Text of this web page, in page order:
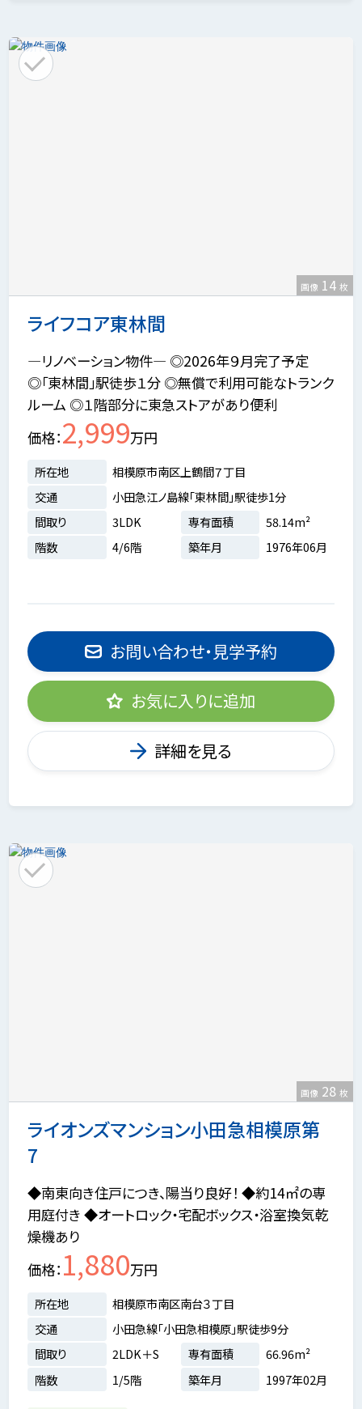
ライフコア東林間
画像 14 枚
―リノベーション物件― ◎2026年９月完了予定
◎「東林間」駅徒歩１分 ◎無償で利用可能なトランク
ルーム ◎１階部分に東急ストアがあり便利
価格 2,999万円
所在地
相模原市南区上鶴間７丁目
交通
小田急江ノ島線「東林間」駅徒歩1分
間取り
3LDK 専有面積
58.14m²
階数
4/6階 築年月 1976年06月
お問い合わせ・見学予約
お気に入りに追加
詳細を見る
ライオンズマンション小田急相模原第
7
画像 28 枚
◆南東向き住戸につき、陽当り良好！ ◆約14㎡の専
用庭付き ◆オートロック・宅配ボックス・浴室換気乾
燥機あり
価格 1,880万円
所在地
相模原市南区南台３丁目
交通
小田急線「小田急相模原」駅徒歩9分
間取り
2LDK＋S 専有面積
66.96m²
階数
1/5階 築年月 1997年02月